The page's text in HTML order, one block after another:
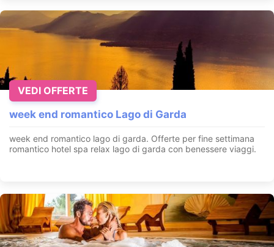
week end romantico Lago di Garda
week end romantico lago di garda. Offerte per fine settimana
romantico hotel spa relax lago di garda con benessere viaggi.
VEDI OFFERTE